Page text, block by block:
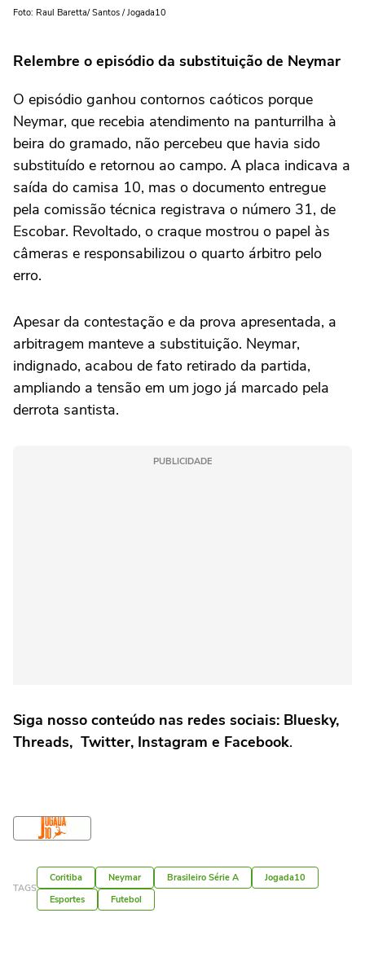
Foto: Raul Baretta/ Santos / Jogada10
Relembre o episódio da substituição de Neymar
O episódio ganhou contornos caóticos porque
Neymar, que recebia atendimento na panturrilha à
beira do gramado, não percebeu que havia sido
substituído e retornou ao campo. A placa indicava a
saída do camisa 10, mas o documento entregue
pela comissão técnica registrava o número 31, de
Escobar. Revoltado, o craque mostrou o papel às
câmeras e responsabilizou o quarto árbitro pelo
erro.
Apesar da contestação e da prova apresentada, a
arbitragem manteve a substituição. Neymar,
indignado, acabou de fato retirado da partida,
ampliando a tensão em um jogo já marcado pela
derrota santista.
PUBLICIDADE
Siga nosso conteúdo nas redes sociais: Bluesky,
Threads, Twitter, Instagram e Facebook.
TAGS
Coritiba Neymar Brasileiro Série A
Jogada10
Esportes
Futebol